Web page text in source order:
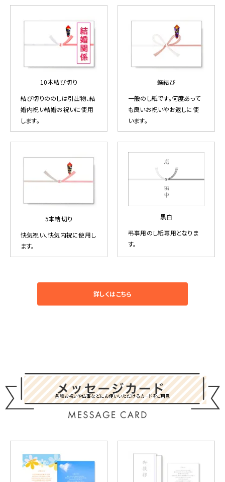
10本結び切り
結び切りののしは引出物、結
婚内祝い結婚お祝いに使用
します。
蝶結び
一般のし紙です。何度あって
も良いお祝いやお返しに使
います。
5本結切り
快気祝い、快気内祝に使用し
ます。
黒白
弔事用のし紙専用となりま
す。
詳しくはこちら
各種お祝いや仏事などにお使いいただけるカードをご用意